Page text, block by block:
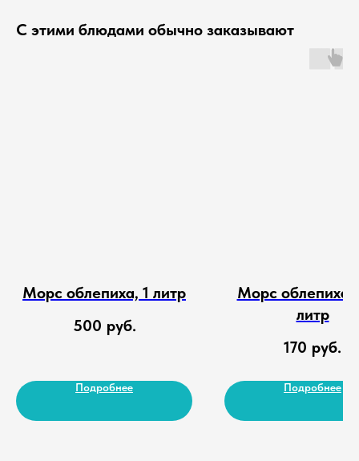
С этими блюдами обычно заказывают
Морс облепиха, 1 литр
500 руб.
Подробнее
Морс облепиха,
литр
170 руб.
Подробнее